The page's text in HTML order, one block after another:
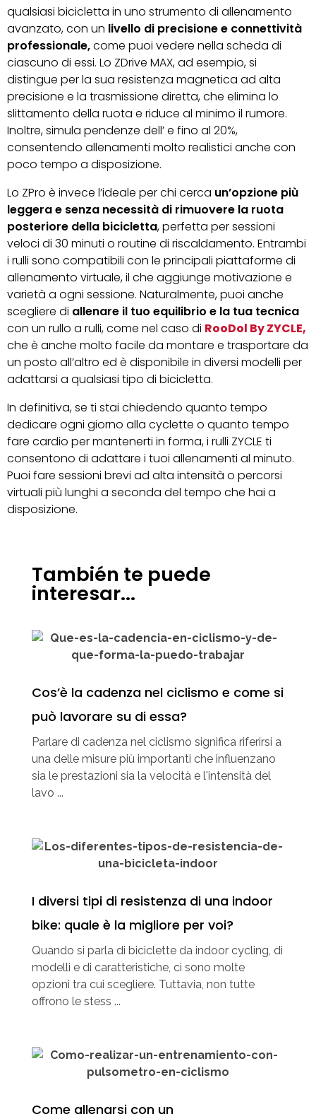
qualsiasi bicicletta in uno strumento di allenamento
avanzato, con un livello di precisione e connettività
professionale,come puoi vedere nella scheda di
ciascuno di essi. Lo ZDrive MAX, ad esempio, si
distingue per la sua resistenza magnetica ad alta
precisione e la trasmissione diretta, che elimina lo
slittamento della ruota e riduce al minimo il rumore.
Inoltre, simula pendenze dell’ e fino al 20%,
consentendo allenamenti molto realistici anche con
poco tempo a disposizione.
Lo ZPro è invece l’ideale per chi cerca un’opzione più
leggera e senza necessità di rimuovere la ruota
posteriore della bicicletta, perfetta per sessioni
veloci di 30 minuti o routine di riscaldamento. Entrambi
i rulli sono compatibili con le principali piattaforme di
allenamento virtuale, il che aggiunge motivazione e
varietà a ogni sessione. Naturalmente, puoi anche
scegliere di allenare il tuo equilibrio e la tua tecnica
con un rullo a rulli, come nel caso di RooDol By ZYCLE,
che è anche molto facile da montare e trasportare da
un posto all’altro ed è disponibile in diversi modelli per
adattarsi a qualsiasi tipo di bicicletta.
In definitiva, se ti stai chiedendo quanto tempo
dedicare ogni giorno alla cyclette o quanto tempo
fare cardio per mantenerti in forma, i rulli ZYCLE ti
consentono di adattare i tuoi allenamenti al minuto.
Puoi fare sessioni brevi ad alta intensità o percorsi
virtuali più lunghi a seconda del tempo che hai a
disposizione.
También te puede
interesar...
Cos’è la cadenza nel ciclismo e come si
può lavorare su di essa?
Parlare di cadenza nel ciclismo significa riferirsi a
una delle misure più importanti che influenzano
sia le prestazioni sia la velocità e l'intensità del
lavo ...
I diversi tipi di resistenza di una indoor
bike: quale è la migliore per voi?
Quando si parla di biciclette da indoor cycling, di
modelli e di caratteristiche, ci sono molte
opzioni tra cui scegliere. Tuttavia, non tutte
offrono le stess ...
Come allenarsi con un